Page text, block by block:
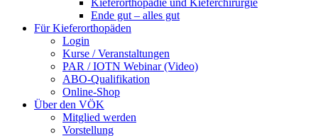
Kieferorthopädie und Kieferchirurgie
Ende gut – alles gut
Für Kieferorthopäden
Login
Kurse / Veranstaltungen
PAR / IOTN Webinar (Video)
ABO-Qualifikation
Online-Shop
Über den VÖK
Mitglied werden
Vorstellung